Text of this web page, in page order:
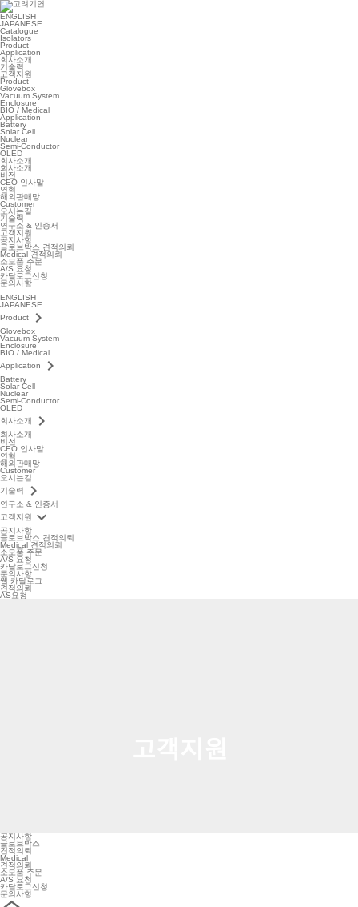
ENGLISH
JAPANESE
Catalogue
Isolators
Product
Application
회사소개
기술력
고객지원
Product
Glovebox
Vacuum System
Enclosure
BIO / Medical
Application
Battery
Solar Cell
Nuclear
Semi-Conductor
OLED
회사소개
회사소개
비전
CEO 인사말
연혁
해외판매망
Customer
오시는길
기술력
연구소 & 인증서
고객지원
공지사항
글로브박스 견적의뢰
Medical 견적의뢰
소모품 주문
A/S 요청
카달로그신청
문의사항
ENGLISH
JAPANESE
Product
keyboard_arrow_right
Glovebox
Vacuum System
Enclosure
BIO / Medical
Application
keyboard_arrow_right
Battery
Solar Cell
Nuclear
Semi-Conductor
OLED
회사소개
keyboard_arrow_right
회사소개
비전
CEO 인사말
연혁
해외판매망
Customer
오시는길
기술력
keyboard_arrow_right
연구소 & 인증서
고객지원
keyboard_arrow_down
공지사항
글로브박스 견적의뢰
Medical 견적의뢰
소모품 주문
A/S 요청
카달로그신청
문의사항
웹 카달로그
견적의뢰
AS요청
공지사항
글로브박스
견적의뢰
Medical
견적의뢰
소모품 주문
A/S 요청
카달로그신청
문의사항